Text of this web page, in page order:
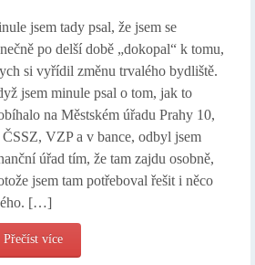
jsem tady psal, že jsem se
po delší době „dokopal“ k tomu,
si vyřídil změnu trvalého bydliště.
jsem minule psal o tom, jak to
na Městském úřadu Prahy 10,
ČSSZ, VZP a v bance, odbyl jsem
úřad tím, že tam zajdu osobně,
jsem tam potřeboval řešit i něco
[…]
Přečíst více